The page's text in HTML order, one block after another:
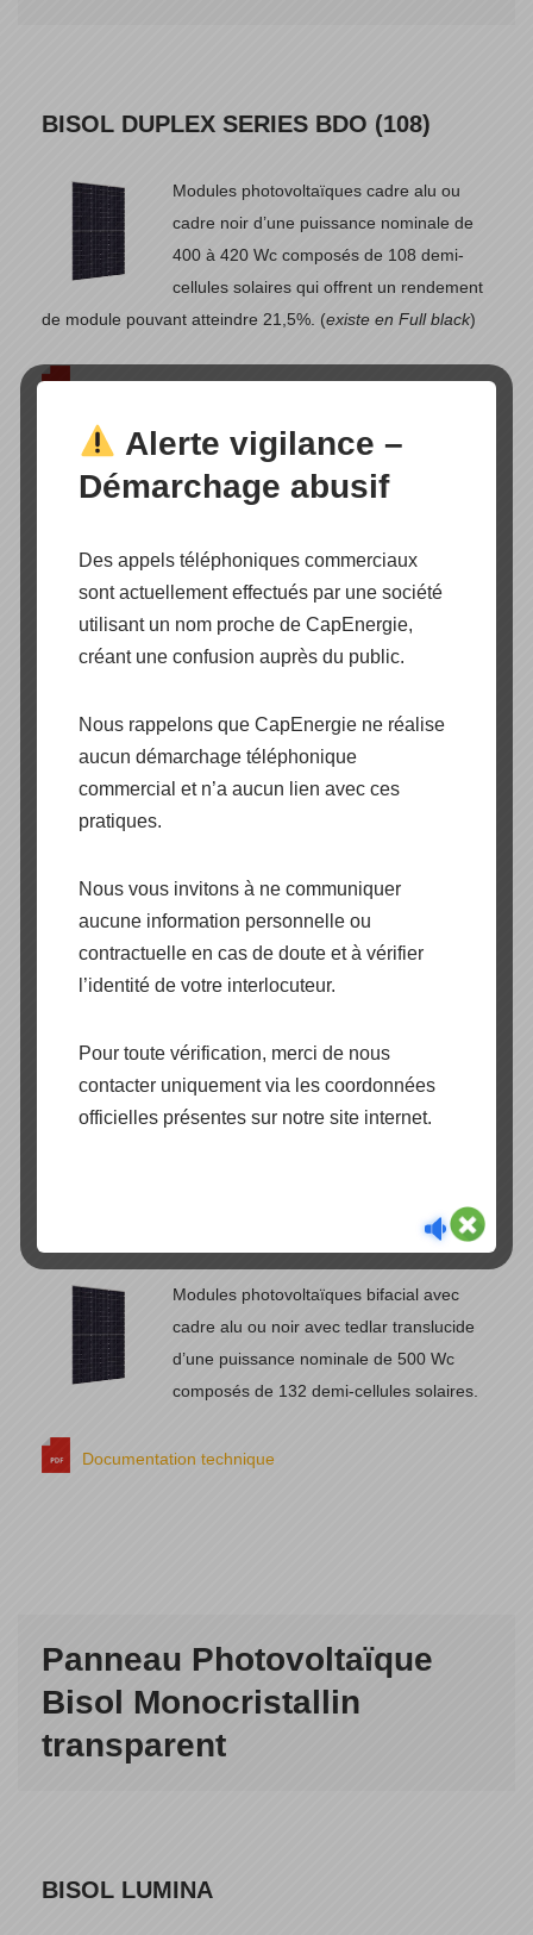
BISOL DUPLEX SERIES BDO (108)
Modules photovoltaïques cadre alu ou
cadre noir d’une puissance nominale de
400 à 420 Wc composés de 108 demi-
cellules solaires qui offrent un rendement
de module pouvant atteindre 21,5%. (existe en Full black)
Documentation technique
BISOL DUPLEX SERIES BBO (132)
Modules photovoltaïques cadre alu ou
cadre noir d’une puissance nominale de
500 à 510 Wc composés de 132 demi-
cellules solaires qui offrent un rendement
Documentation technique
BISOL BIFACIAL SERIES BDO (108)
Modules photovoltaïques bifacial avec
cadre alu ou noir avec tedlar translucide
composés de 108 demi-cellules solaires.
Documentation technique
BISOL BIFACIAL SERIES BBO (132)
Modules photovoltaïques bifacial avec
cadre alu ou noir avec tedlar translucide
d’une puissance nominale de 500 Wc
composés de 132 demi-cellules solaires.
Documentation technique
Panneau Photovoltaïque
Bisol Monocristallin
transparent
BISOL LUMINA
Alerte vigilance –
Démarchage abusif
Des appels téléphoniques commerciaux
sont actuellement effectués par une société
utilisant un nom proche de CapEnergie,
créant une confusion auprès du public.
Nous rappelons que CapEnergie ne réalise
aucun démarchage téléphonique
commercial et n’a aucun lien avec ces
pratiques.
Nous vous invitons à ne communiquer
aucune information personnelle ou
contractuelle en cas de doute et à vérifier
l’identité de votre interlocuteur.
Pour toute vérification, merci de nous
contacter uniquement via les coordonnées
officielles présentes sur notre site internet.